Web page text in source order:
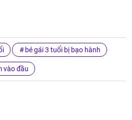
bé gái 3 tuổi bị bạo hành
vào đầu